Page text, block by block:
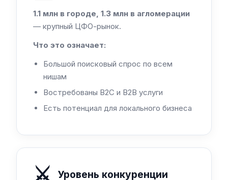
1.1 млн в городе, 1.3 млн в агломерации
— крупный ЦФО-рынок.
Что это означает:
Большой поисковый спрос по всем
нишам
Востребованы B2C и B2B услуги
Есть потенциал для локального бизнеса
⚔️ Уровень конкуренции